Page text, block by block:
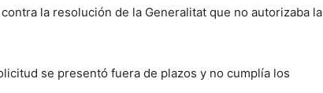
la resolución de la Generalitat que no autorizaba la
se presentó fuera de plazos y no cumplía los